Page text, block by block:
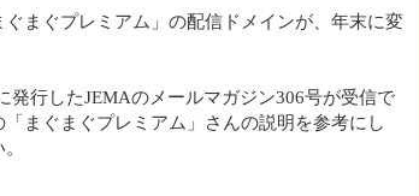
まぐプレミアム」の配信ドメインが、年末に変
発行したJEMAのメールマガジン306号が受信で
まぐまぐプレミアム」さんの説明を参考にし